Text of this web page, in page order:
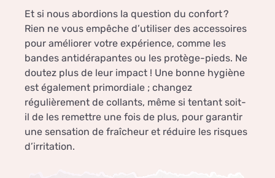
Et si nous abordions la question du confort ?
Rien ne vous empêche d’utiliser des accessoires
pour améliorer votre expérience, comme les
bandes antidérapantes ou les protège-pieds. Ne
doutez plus de leur impact ! Une bonne hygiène
est également primordiale ; changez
régulièrement de collants, même si tentant soit-
il de les remettre une fois de plus, pour garantir
une sensation de fraîcheur et réduire les risques
d’irritation.